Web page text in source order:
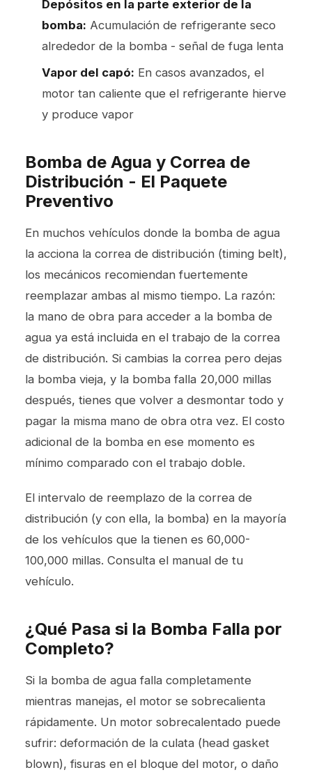
Depósitos en la parte exterior de la
bomba: Acumulación de refrigerante seco
alrededor de la bomba - señal de fuga lenta
Vapor del capó: En casos avanzados, el
motor tan caliente que el refrigerante hierve
y produce vapor
Bomba de Agua y Correa de
Distribución - El Paquete
Preventivo
En muchos vehículos donde la bomba de agua
la acciona la correa de distribución (timing belt),
los mecánicos recomiendan fuertemente
reemplazar ambas al mismo tiempo. La razón:
la mano de obra para acceder a la bomba de
agua ya está incluida en el trabajo de la correa
de distribución. Si cambias la correa pero dejas
la bomba vieja, y la bomba falla 20,000 millas
después, tienes que volver a desmontar todo y
pagar la misma mano de obra otra vez. El costo
adicional de la bomba en ese momento es
mínimo comparado con el trabajo doble.
El intervalo de reemplazo de la correa de
distribución (y con ella, la bomba) en la mayoría
de los vehículos que la tienen es 60,000-
100,000 millas. Consulta el manual de tu
vehículo.
¿Qué Pasa si la Bomba Falla por
Completo?
Si la bomba de agua falla completamente
mientras manejas, el motor se sobrecalienta
rápidamente. Un motor sobrecalentado puede
sufrir: deformación de la culata (head gasket
blown), fisuras en el bloque del motor, o daño